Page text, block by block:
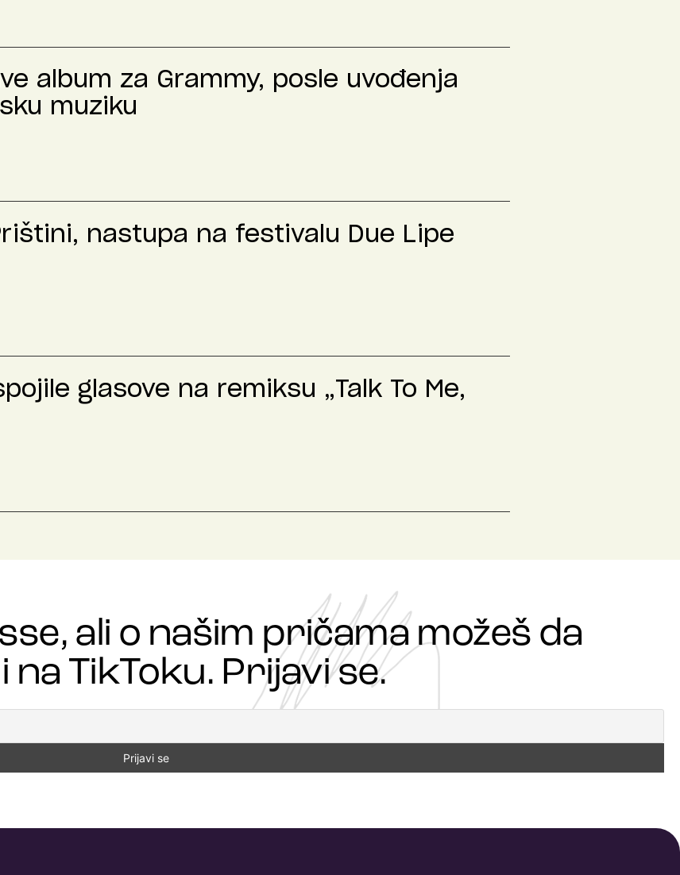
album za Grammy, posle uvođenja
muziku
nastupa na festivalu Due Lipe
glasove na remiksu „Talk To Me,
ali o našim pričama možeš da
na TikToku. Prijavi se.